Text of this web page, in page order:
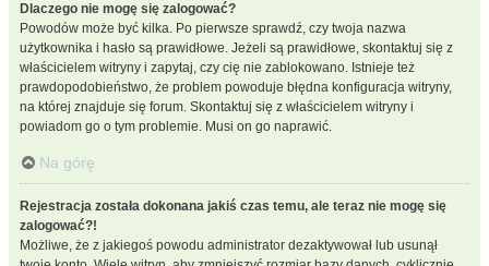
Dlaczego nie mogę się zalogować?
Powodów może być kilka. Po pierwsze sprawdź, czy twoja nazwa
użytkownika i hasło są prawidłowe. Jeżeli są prawidłowe, skontaktuj się z
właścicielem witryny i zapytaj, czy cię nie zablokowano. Istnieje też
prawdopodobieństwo, że problem powoduje błędna konfiguracja witryny,
na której znajduje się forum. Skontaktuj się z właścicielem witryny i
powiadom go o tym problemie. Musi on go naprawić.
Na górę
Rejestracja została dokonana jakiś czas temu, ale teraz nie mogę się
zalogować?!
Możliwe, że z jakiegoś powodu administrator dezaktywował lub usunął